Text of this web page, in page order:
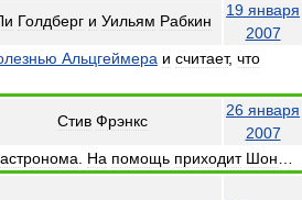
Голдберг и Уильям Рабкин
19 января
2007
Альцгеймера и считает, что
Стив Фрэнкс
26 января
2007
астронома На помощь приходит Шон